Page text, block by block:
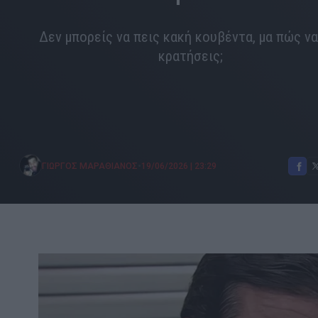
Δεν μπορείς να πεις κακή κουβέντα, μα πώς
κρατήσεις;
ΓΙΩΡΓΟΣ ΜΑΡΑΘΙΑΝΟΣ 19/06/2026 | 23:29